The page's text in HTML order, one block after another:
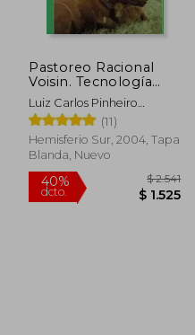
45% $ 4.730
Pastoreo Racional
Voisin. Tecnología
Agroecológica Para el
Tercer Milenio
Luiz Carlos Pinheiro
Machado
(11)
Hemisferio Sur, 2004, Tapa
Blanda, Nuevo